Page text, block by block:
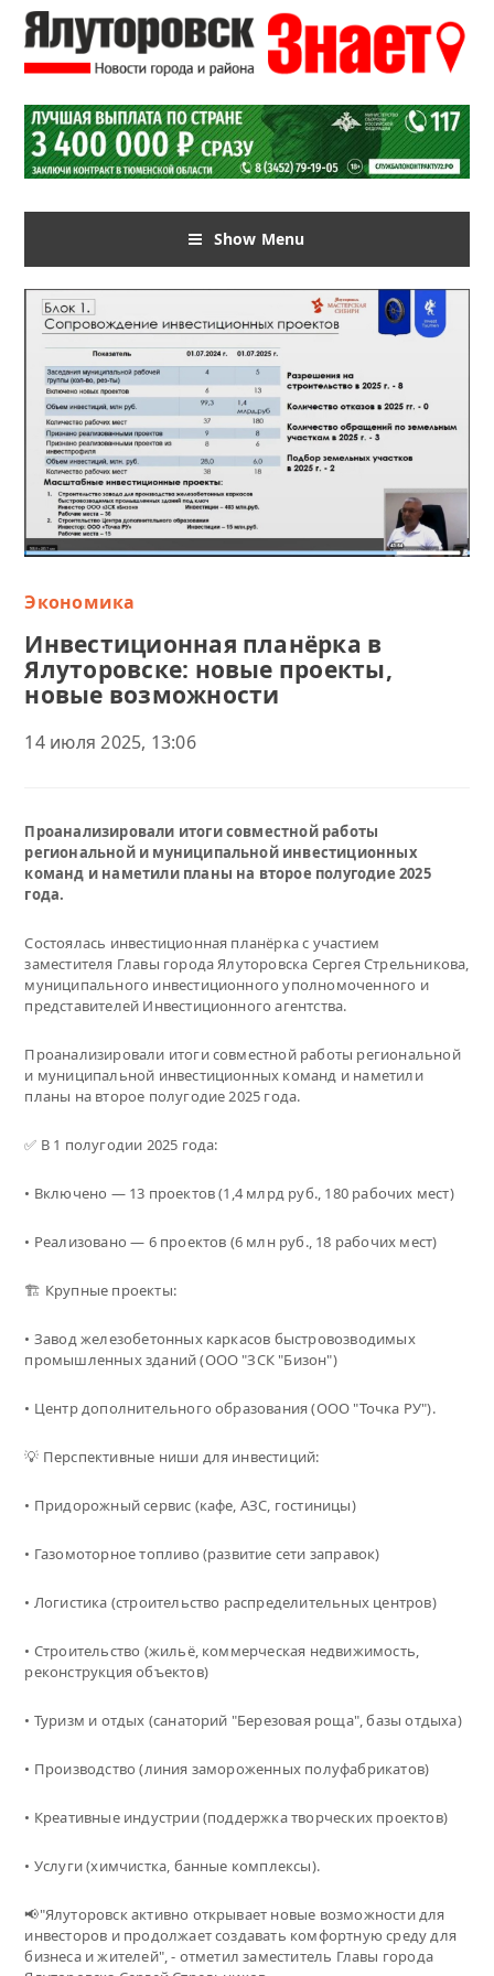
Show Menu
Экономика
Инвестиционная планёрка в
Ялуторовске: новые проекты,
новые возможности
14 июля 2025, 13:06
Проанализировали итоги совместной работы
региональной и муниципальной инвестиционных
команд и наметили планы на второе полугодие 2025
года.
Состоялась инвестиционная планёрка с участием
заместителя Главы города Ялуторовска Сергея Стрельникова,
муниципального инвестиционного уполномоченного и
представителей Инвестиционного агентства.
Проанализировали итоги совместной работы региональной
и муниципальной инвестиционных команд и наметили
планы на второе полугодие 2025 года.
✅ В 1 полугодии 2025 года:
• Включено — 13 проектов (1,4 млрд руб., 180 рабочих мест)
• Реализовано — 6 проектов (6 млн руб., 18 рабочих мест)
🏗 Крупные проекты:
• Завод железобетонных каркасов быстровозводимых
промышленных зданий (ООО "ЗСК "Бизон")
• Центр дополнительного образования (ООО "Точка РУ").
💡 Перспективные ниши для инвестиций:
• Придорожный сервис (кафе, АЗС, гостиницы)
• Газомоторное топливо (развитие сети заправок)
• Логистика (строительство распределительных центров)
• Строительство (жильё, коммерческая недвижимость,
реконструкция объектов)
• Туризм и отдых (санаторий "Березовая роща", базы отдыха)
• Производство (линия замороженных полуфабрикатов)
• Креативные индустрии (поддержка творческих проектов)
• Услуги (химчистка, банные комплексы).
📢"Ялуторовск активно открывает новые возможности для
инвесторов и продолжает создавать комфортную среду для
бизнеса и жителей", - отметил заместитель Главы города